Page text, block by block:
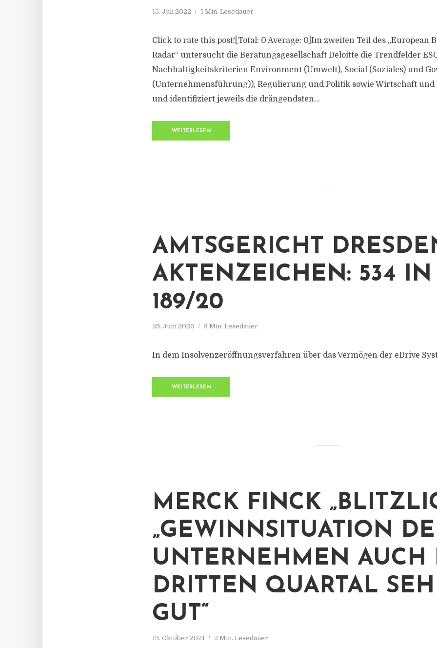
15. Juli 2022 1 Min. Lesedauer
Click to rate this post![Total: 0 Average: 0]Im zweiten Teil des „European
Radar“ untersucht die Beratungsgesellschaft Deloitte die Trendfelder
Nachhaltigkeitskriterien Environment (Umwelt), Social (Soziales) und
(Unternehmensführung)), Regulierung und Politik sowie Wirtschaft
und identifiziert jeweils die drängendsten...
WEITERLESEN
AMTSGERICHT
AKTENZEICHEN: 534 IN
189/20
29. Juni 2020 3 Min. Lesedauer
In dem Insolvenzeröffnungsverfahren über das Vermögen der eDrive
WEITERLESEN
MERCK FINCK
„GEWINNSITUATION
UNTERNEHMEN AUCH
DRITTEN QUARTAL
GUT“
19. Oktober 2021 2 Min. Lesedauer